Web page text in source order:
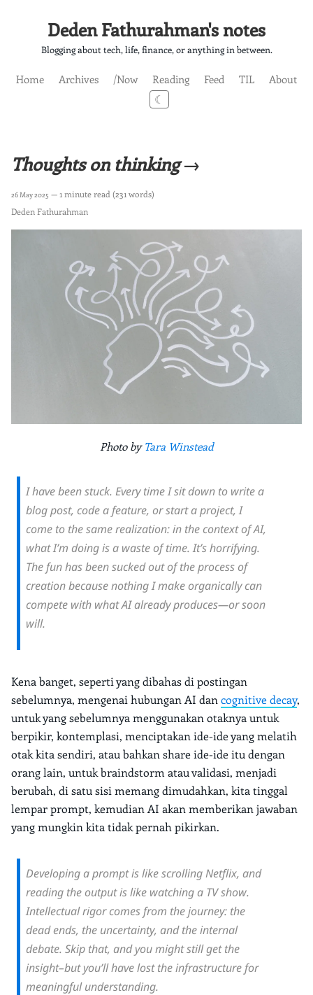
Deden Fathurahman's notes
Blogging about tech, life, finance, or anything in between.
Home Archives /Now Reading Feed TIL
About
☾
Thoughts on thinking →
26 May 2025 — 1 minute read (231 words)
Deden Fathurahman
Photo byTara Winstead
I have been stuck. Every time I sit down to write a
blog post, code a feature, or start a project, I
come to the same realization: in the context of AI,
what I’m doing is a waste of time. It’s horrifying.
The fun has been sucked out of the process of
creation because nothing I make organically can
compete with what AI already produces—or soon
will.
Kena banget, seperti yang dibahas di postingan
sebelumnya, mengenai hubungan AI dan cognitive decay,
untuk yang sebelumnya menggunakan otaknya untuk
berpikir, kontemplasi, menciptakan ide-ide yang melatih
otak kita sendiri, atau bahkan share ide-ide itu dengan
orang lain, untuk braindstorm atau validasi, menjadi
berubah, di satu sisi memang dimudahkan, kita tinggal
lempar prompt, kemudian AI akan memberikan jawaban
yang mungkin kita tidak pernah pikirkan.
Developing a prompt is like scrolling Netflix, and
reading the output is like watching a TV show.
Intellectual rigor comes from the journey: the
dead ends, the uncertainty, and the internal
debate. Skip that, and you might still get the
insight–but you’ll have lost the infrastructure for
meaningful understanding.